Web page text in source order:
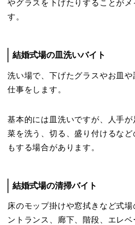
やグラスを下げたりすることがメ
す。
結婚式場の皿洗いバイト
洗い場で、下げたグラスやお皿や
仕事をします。
基本的には皿洗いですが、人手
菜を洗う、切る、盛り付けるな
もする場合があります。
結婚式場の清掃バイト
床のモップ掛けや窓拭きなど式
ントランス、廊下、階段、エレ